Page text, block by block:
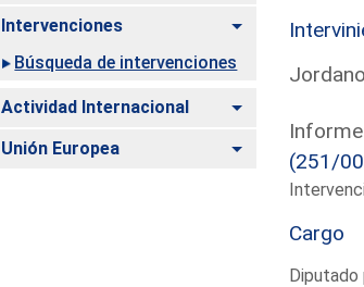
Intervenciones
Alternar
Búsqueda de intervenciones
Actividad Internacional Alternar
Unión Europea Alternar
(251/
Cargo
Diputado